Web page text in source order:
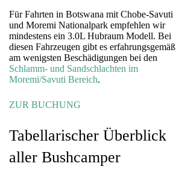
Für Fahrten in Botswana mit Chobe-Savuti
und Moremi Nationalpark empfehlen wir
mindestens ein 3.0L Hubraum Modell. Bei
diesen Fahrzeugen gibt es erfahrungsgemäß
am wenigsten Beschädigungen bei den
Schlamm- und Sandschlachten im
Moremi/Savuti Bereich.
ZUR BUCHUNG
Tabellarischer Überblick
aller Bushcamper